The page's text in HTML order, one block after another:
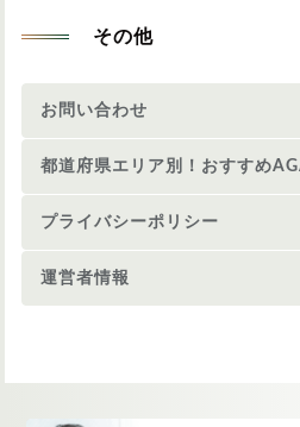
その他
お問い合わせ
都道府県エリア別！おすすめ
プライバシーポリシー
運営者情報